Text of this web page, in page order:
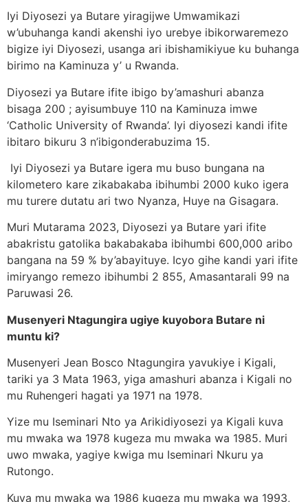
Iyi Diyosezi ya Butare yiragijwe Umwamikazi
w’ubuhanga kandi akenshi iyo urebye ibikorwaremezo
bigize iyi Diyosezi, usanga ari ibishamikiyue ku buhanga
birimo na Kaminuza y’ u Rwanda.
Diyosezi ya Butare ifite ibigo by’amashuri abanza
bisaga 200 ; ayisumbuye 110 na Kaminuza imwe
‘Catholic University of Rwanda’. Iyi diyosezi kandi ifite
ibitaro bikuru 3 n’ibigonderabuzima 15.
Iyi Diyosezi ya Butare igera mu buso bungana na
kilometero kare zikabakaba ibihumbi 2000 kuko igera
mu turere dutatu ari two Nyanza, Huye na Gisagara.
Muri Mutarama 2023, Diyosezi ya Butare yari ifite
abakristu gatolika bakabakaba ibihumbi 600,000 aribo
bangana na 59 % by’abayituye. Icyo gihe kandi yari ifite
imiryango remezo ibihumbi 2 855, Amasantarali 99 na
Paruwasi 26.
Musenyeri Ntagungira ugiye kuyobora Butare ni
muntu ki?
Musenyeri Jean Bosco Ntagungira yavukiye i Kigali,
tariki ya 3 Mata 1963, yiga amashuri abanza i Kigali no
mu Ruhengeri hagati ya 1971 na 1978.
Yize mu Iseminari Nto ya Arikidiyosezi ya Kigali kuva
mu mwaka wa 1978 kugeza mu mwaka wa 1985. Muri
uwo mwaka, yagiye kwiga mu Iseminari Nkuru ya
Rutongo.
Kuva mu mwaka wa 1986 kugeza mu mwaka wa 1993,